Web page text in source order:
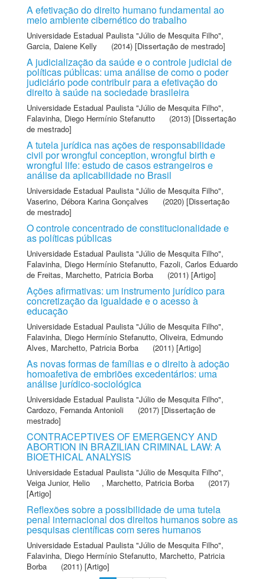
A efetivação do direito humano fundamental ao
meio ambiente cibernético do trabalho
Universidade Estadual Paulista "Júlio de Mesquita Filho",
Garcia, Daiene Kelly
(2014) [Dissertação de mestrado]
A judicialização da saúde e o controle judicial de
políticas públicas: uma análise de como o poder
judiciário pode contribuir para a efetivação do
direito à saúde na sociedade brasileira
Universidade Estadual Paulista "Júlio de Mesquita Filho",
Falavinha, Diego Hermínio Stefanutto
(2013) [Dissertação
de mestrado]
A tutela jurídica nas ações de responsabilidade
civil por wrongful conception, wrongful birth e
wrongful life: estudo de casos estrangeiros e
análise da aplicabilidade no Brasil
Universidade Estadual Paulista "Júlio de Mesquita Filho",
Vaserino, Débora Karina Gonçalves
(2020) [Dissertação
de mestrado]
O controle concentrado de constitucionalidade e
as políticas públicas
Universidade Estadual Paulista "Júlio de Mesquita Filho",
Falavinha, Diego Hermínio Stefanutto, Fazoli, Carlos Eduardo
de Freitas, Marchetto, Patricia Borba (2011) [Artigo]
Ações afirmativas: um instrumento jurídico para
concretização da igualdade e o acesso à
educação
Universidade Estadual Paulista "Júlio de Mesquita Filho",
Falavinha, Diego Hermínio Stefanutto, Oliveira, Edmundo
Alves, Marchetto, Patricia Borba (2011) [Artigo]
As novas formas de famílias e o direito à adoção
homoafetiva de embriões excedentários: uma
análise jurídico-sociológica
Universidade Estadual Paulista "Júlio de Mesquita Filho",
Cardozo, Fernanda Antonioli
(2017) [Dissertação de
mestrado]
CONTRACEPTIVES OF EMERGENCY AND
ABORTION IN BRAZILIAN CRIMINAL LAW: A
BIOETHICAL ANALYSIS
Universidade Estadual Paulista "Júlio de Mesquita Filho",
Veiga Junior, Helio
, Marchetto, Patricia Borba
(2017)
[Artigo]
Reflexões sobre a possibilidade de uma tutela
penal internacional dos direitos humanos sobre as
pesquisas científicas com seres humanos
Universidade Estadual Paulista "Júlio de Mesquita Filho",
Falavinha, Diego Hermínio Stefanutto, Marchetto, Patricia
Borba
(2011) [Artigo]